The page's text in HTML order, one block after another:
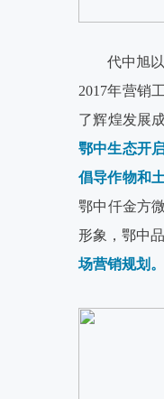
代中旭
2017年营销
了辉煌发展
鄂中生态开
倡导作物和
鄂中仟金方
形象，鄂中
场营销规划。